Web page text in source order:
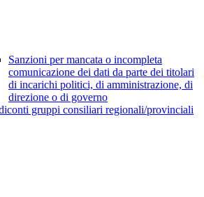
Sanzioni per mancata o incompleta
comunicazione dei dati da parte dei titolari
di incarichi politici, di amministrazione, di
direzione o di governo
gruppi consiliari regionali/provinciali